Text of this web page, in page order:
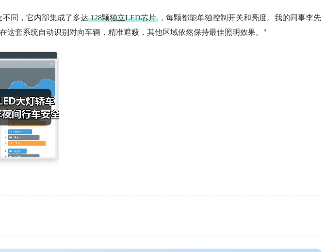
同，它内部集成了多达 128颗独立LED芯片
，每颗都能单独控制开关和亮度。我的同事李先
套系统自动识别对向车辆，精准遮蔽，其他区域依然保持最佳照明效果。"